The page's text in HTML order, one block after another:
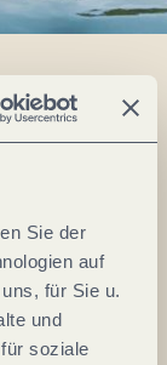
Sie der
auf
für Sie u.
und
soziale